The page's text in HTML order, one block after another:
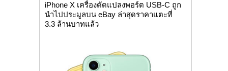
iPhone X เครื่องดัดแปลงพอร์ต USB-C ถูก
นำไปประมูลบน eBay ล่าสุดราคาแตะที่
3.3 ล้านบาทแล้ว